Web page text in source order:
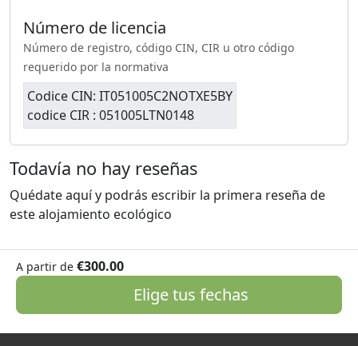
Número de licencia
Número de registro, código CIN, CIR u otro código
requerido por la normativa
Codice CIN: IT051005C2NOTXE5BY
codice CIR : 051005LTN0148
Todavía no hay reseñas
Quédate aquí y podrás escribir la primera reseña de
este alojamiento ecológico
A partir de €300.00
Elige tus fechas